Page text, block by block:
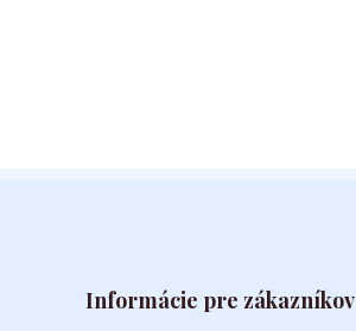
Informácie pre zákazníkov